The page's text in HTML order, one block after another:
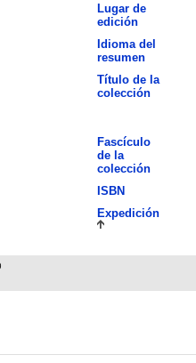
Lugar de
edición
Idioma del
resumen
Título de la
colección
Fascículo
de la
colección
ISBN
Expedición